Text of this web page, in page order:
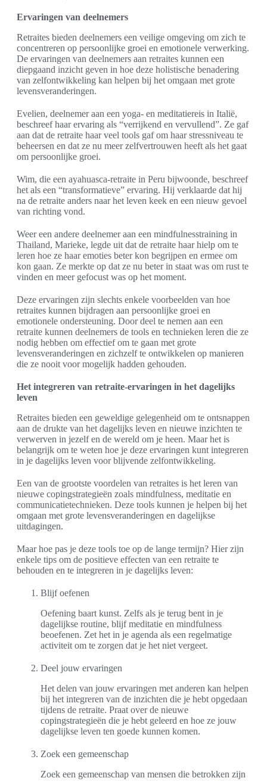
Ervaringen van deelnemers
Retraites bieden deelnemers een veilige omgeving om zich te
concentreren op persoonlijke groei en emotionele verwerking.
De ervaringen van deelnemers aan retraites kunnen een
diepgaand inzicht geven in hoe deze holistische benadering
van zelfontwikkeling kan helpen bij het omgaan met grote
levensveranderingen.
Evelien, deelnemer aan een yoga- en meditatiereis in Italië,
beschreef haar ervaring als “verrijkend en vervullend”. Ze gaf
aan dat de retraite haar veel tools gaf om haar stressniveau te
beheersen en dat ze nu meer zelfvertrouwen heeft als het gaat
om persoonlijke groei.
Wim, die een ayahuasca-retraite in Peru bijwoonde, beschreef
het als een “transformatieve” ervaring. Hij verklaarde dat hij
na de retraite anders naar het leven keek en een nieuw gevoel
van richting vond.
Weer een andere deelnemer aan een mindfulnesstraining in
Thailand, Marieke, legde uit dat de retraite haar hielp om te
leren hoe ze haar emoties beter kon begrijpen en ermee om
kon gaan. Ze merkte op dat ze nu beter in staat was om rust te
vinden en meer gefocust was op het moment.
Deze ervaringen zijn slechts enkele voorbeelden van hoe
retraites kunnen bijdragen aan persoonlijke groei en
emotionele ondersteuning. Door deel te nemen aan een
retraite kunnen deelnemers de tools en technieken leren die ze
nodig hebben om effectief om te gaan met grote
levensveranderingen en zichzelf te ontwikkelen op manieren
die ze nooit voor mogelijk hadden gehouden.
Het integreren van retraite-ervaringen in het dagelijks
leven
Retraites bieden een geweldige gelegenheid om te ontsnappen
aan de drukte van het dagelijks leven en nieuwe inzichten te
verwerven in jezelf en de wereld om je heen. Maar het is
belangrijk om te weten hoe je deze ervaringen kunt integreren
in je dagelijks leven voor blijvende zelfontwikkeling.
Een van de grootste voordelen van retraites is het leren van
nieuwe copingstrategieën zoals mindfulness, meditatie en
communicatietechnieken. Deze tools kunnen je helpen bij het
omgaan met grote levensveranderingen en dagelijkse
uitdagingen.
Maar hoe pas je deze tools toe op de lange termijn? Hier zijn
enkele tips om de positieve effecten van een retraite te
behouden en te integreren in je dagelijks leven:
Blijf oefenen
Oefening baart kunst. Zelfs als je terug bent in je
dagelijkse routine, blijf meditatie en mindfulness
beoefenen. Zet het in je agenda als een regelmatige
activiteit om te zorgen dat je het niet vergeet.
Deel jouw ervaringen
Het delen van jouw ervaringen met anderen kan helpen
bij het integreren van de inzichten die je hebt opgedaan
tijdens de retraite. Praat over de nieuwe
copingstrategieën die je hebt geleerd en hoe ze jouw
dagelijkse leven ten goede kunnen komen.
Zoek een gemeenschap
Zoek een gemeenschap van mensen die betrokken zijn